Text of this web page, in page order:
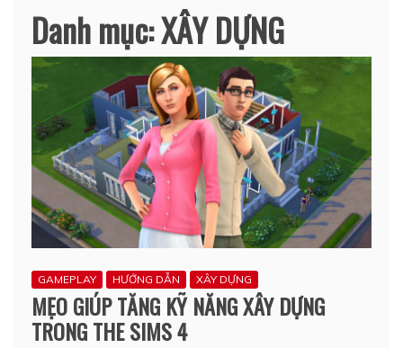
Danh mục:XÂY DỰNG
GAMEPLAY HƯỚNG DẪN XÂY DỰNG
MẸO GIÚP TĂNG KỸ NĂNG XÂY DỰNG
TRONG THE SIMS 4